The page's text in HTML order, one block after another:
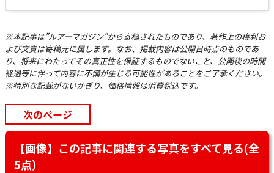
※本記事は”ルアーマガジン”から寄稿されたものであり、著作上の権利お
よび文責は寄稿元に属します。なお、掲載内容は公開日時点のものであ
り、将来にわたってその真正性を保証するものでないこと、公開後の時間
経過等に伴って内容に不備が生じる可能性があることをご了承ください。
※特別な記載がないかぎり、価格情報は消費税込です。
次のページ
【画像】この記事に関連する写真をすべて見る(全
5点）